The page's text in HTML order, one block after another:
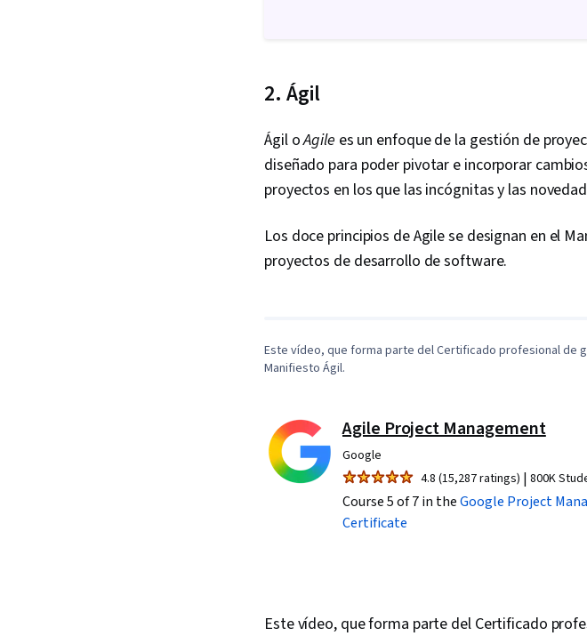
2. Ágil
Ágil oAgile es un enfoque de la gestión de
diseñado para poder pivotar e incorporar
proyectos en los que las incógnitas y las
Los doce principios de Agile se designan en el
proyectos de desarrollo de software.
Este vídeo, que forma parte del Certificado profesional de
Manifiesto Ágil.
Agile Project Management
Google
4.8 (15,287 ratings) | 800K
Course 5 of 7 in theGoogle Project
Certificate
Este vídeo, que forma parte del Certificado